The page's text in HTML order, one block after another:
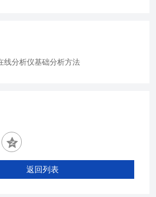
线分析仪基础分析方法
返回列表